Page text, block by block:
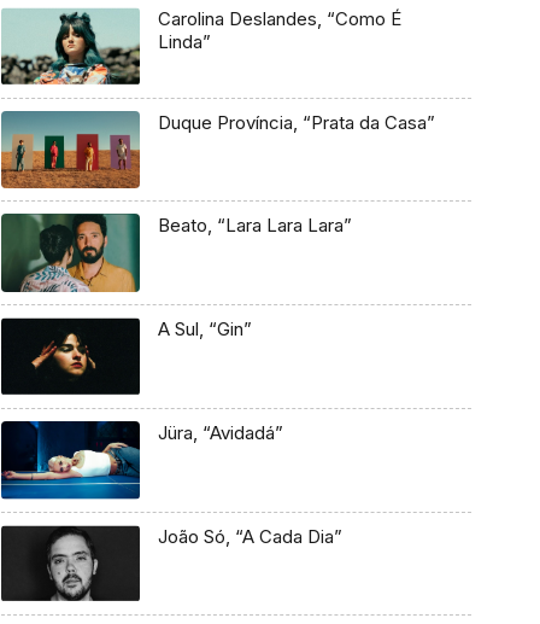
Carolina Deslandes, “Como É
Linda”
Duque Província, “Prata da Casa”
Beato, “Lara Lara Lara”
A Sul, “Gin”
Jüra, “Avidadá”
João Só, “A Cada Dia”